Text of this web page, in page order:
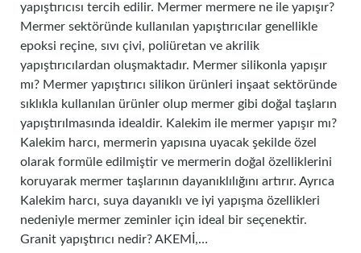
yapıştırıcısı tercih edilir. Mermer mermere ne ile yapışır?
Mermer sektöründe kullanılan yapıştırıcılar genellikle
epoksi reçine, sıvı çivi, poliüretan ve akrilik
yapıştırıcılardan oluşmaktadır. Mermer silikonla yapışır
mı? Mermer yapıştırıcı silikon ürünleri inşaat sektöründe
sıklıkla kullanılan ürünler olup mermer gibi doğal taşların
yapıştırılmasında idealdir. Kalekim ile mermer yapışır mı?
Kalekim harcı, mermerin yapısına uyacak şekilde özel
olarak formüle edilmiştir ve mermerin doğal özelliklerini
koruyarak mermer taşlarının dayanıklılığını artırır. Ayrıca
Kalekim harcı, suya dayanıklı ve iyi yapışma özellikleri
nedeniyle mermer zeminler için ideal bir seçenektir.
Granit yapıştırıcı nedir? AKEMİ,…